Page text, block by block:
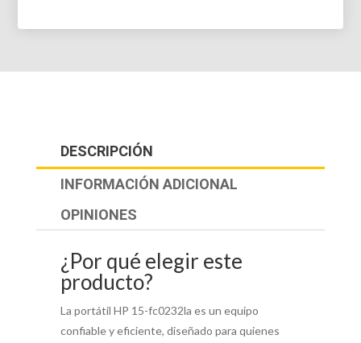
DESCRIPCIÓN
INFORMACIÓN ADICIONAL
OPINIONES
¿Por qué elegir este
producto?
La portátil HP 15-fc0232la es un equipo
confiable y eficiente, diseñado para quienes